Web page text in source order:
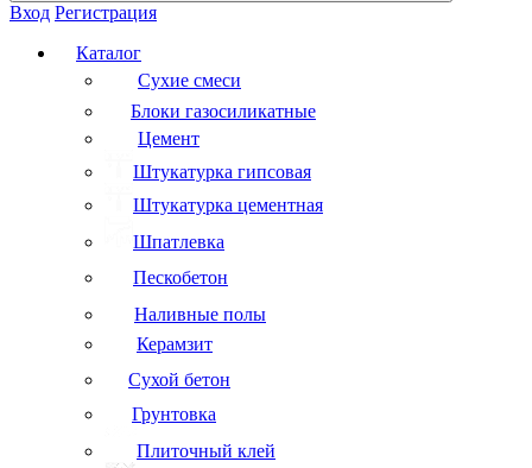
Вход Регистрация
Каталог
Сухие смеси
Блоки газосиликатные
Цемент
Штукатурка гипсовая
Штукатурка цементная
Шпатлевка
Пескобетон
Наливные полы
Керамзит
Сухой бетон
Грунтовка
Плиточный клей